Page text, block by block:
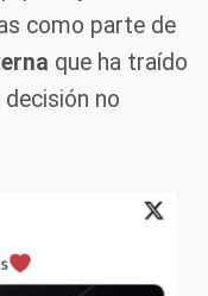
como parte de
que ha traído
no